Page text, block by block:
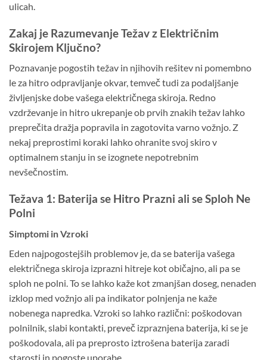
ulicah.
Zakaj je Razumevanje Težav z Električnim
Skirojem Ključno?
Poznavanje pogostih težav in njihovih rešitev ni pomembno
le za hitro odpravljanje okvar, temveč tudi za podaljšanje
življenjske dobe vašega električnega skiroja. Redno
vzdrževanje in hitro ukrepanje ob prvih znakih težav lahko
preprečita dražja popravila in zagotovita varno vožnjo. Z
nekaj preprostimi koraki lahko ohranite svoj skiro v
optimalnem stanju in se izognete nepotrebnim
nevšečnostim.
Težava 1: Baterija se Hitro Prazni ali se Sploh Ne
Polni
Simptomi in Vzroki
Eden najpogostejših problemov je, da se baterija vašega
električnega skiroja izprazni hitreje kot običajno, ali pa se
sploh ne polni. To se lahko kaže kot zmanjšan doseg, nenaden
izklop med vožnjo ali pa indikator polnjenja ne kaže
nobenega napredka. Vzroki so lahko različni: poškodovan
polnilnik, slabi kontakti, preveč izpraznjena baterija, ki se je
poškodovala, ali pa preprosto iztrošena baterija zaradi
starosti in pogoste uporabe.